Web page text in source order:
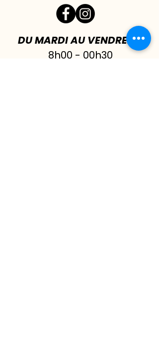
DU MARDI AU VENDREDI|
8h00 - 00h30